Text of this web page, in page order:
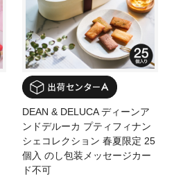
DEAN & DELUCA ディーンア
ンドデルーカ プティフィナン
シェコレクション 春夏限定 25
個入 のし包装メッセージカー
ド不可